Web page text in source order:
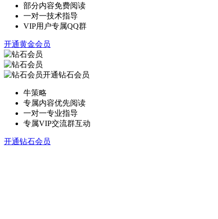
部分内容免费阅读
一对一技术指导
VIP用户专属QQ群
开通黄金会员
开通钻石会员
牛策略
专属内容优先阅读
一对一专业指导
专属VIP交流群互动
开通钻石会员